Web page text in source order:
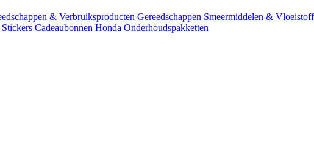
& Verbruiksproducten Gereedschappen Smeermiddelen &
Cadeaubonnen Honda Onderhoudspakketten